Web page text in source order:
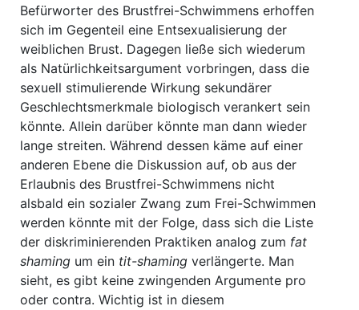
Befürworter des Brustfrei-Schwimmens erhoffen
sich im Gegenteil eine Entsexualisierung der
weiblichen Brust. Dagegen ließe sich wiederum
als Natürlichkeitsargument vorbringen, dass die
sexuell stimulierende Wirkung sekundärer
Geschlechtsmerkmale biologisch verankert sein
könnte. Allein darüber könnte man dann wieder
lange streiten. Während dessen käme auf einer
anderen Ebene die Diskussion auf, ob aus der
Erlaubnis des Brustfrei-Schwimmens nicht
alsbald ein sozialer Zwang zum Frei-Schwimmen
werden könnte mit der Folge, dass sich die Liste
der diskriminierenden Praktiken analog zum fat
shaming um ein tit-shaming verlängerte. Man
sieht, es gibt keine zwingenden Argumente pro
oder contra. Wichtig ist in diesem